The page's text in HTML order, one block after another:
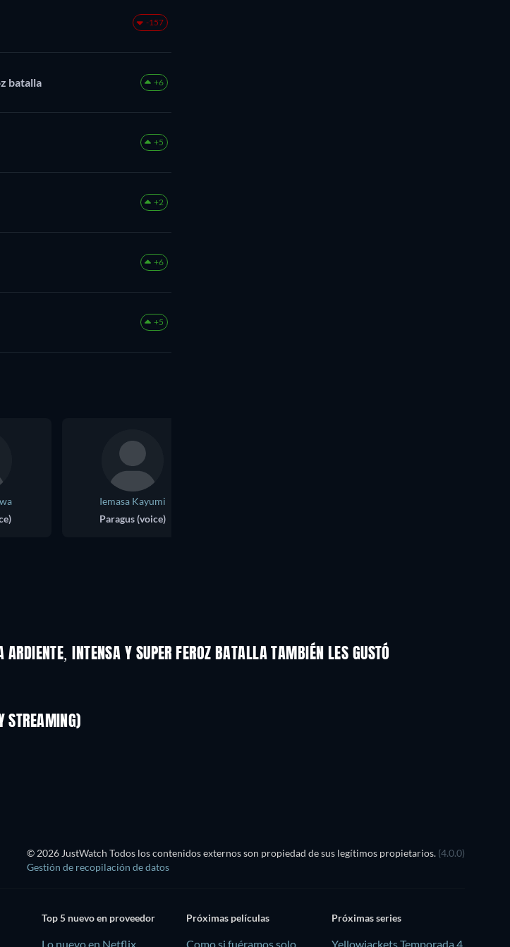
-157
batalla +6
+5
+2
+6
+5
Iemasa Kayumi
Paragus (voice)
INTENSA Y SUPER FEROZ BATALLA TAMBIÉN LES GUSTÓ
STREAMING)
© 2026 JustWatch Todos los contenidos externos son propiedad de sus legítimos propietarios. (4.0.0)
Gestión de recopilación de datos
Top 5 nuevo en proveedor
Lo nuevo en Netflix
Próximas películas
Como si fuéramos solo
Próximas series
Yellowjackets Temporada 4